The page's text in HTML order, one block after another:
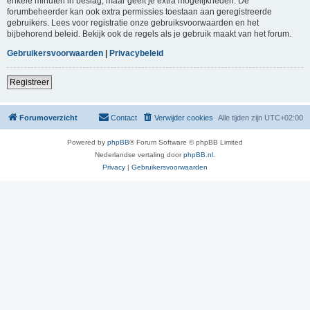
forumbeheerder kan ook extra permissies toestaan aan geregistreerde
gebruikers. Lees voor registratie onze gebruiksvoorwaarden en het
bijbehorend beleid. Bekijk ook de regels als je gebruik maakt van het forum.
Gebruikersvoorwaarden | Privacybeleid
Registreer
Forumoverzicht Alle tijden zijn UTC+02:00
Verwijder cookies
Contact
Powered by phpBB® Forum Software © phpBB Limited
Nederlandse vertaling doorphpBB.nl
Privacy | Gebruikersvoorwaarden